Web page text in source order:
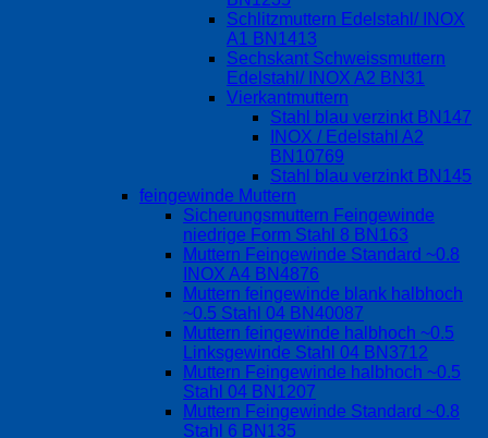
Schlitzmuttern Edelstahl/ INOX
A1 BN1413
Sechskant Schweissmuttern
Edelstahl/ INOX A2 BN31
Vierkantmuttern
Stahl blau verzinkt BN147
INOX / Edelstahl A2
BN10769
Stahl blau verzinkt BN145
feingewinde Muttern
Sicherungsmuttern Feingewinde
niedrige Form Stahl 8 BN163
Muttern Feingewinde Standard ~0.8
INOX A4 BN4876
Muttern feingewinde blank halbhoch
~0.5 Stahl 04 BN40087
Muttern feingewinde halbhoch ~0.5
Linksgewinde Stahl 04 BN3712
Muttern Feingewinde halbhoch ~0.5
Stahl 04 BN1207
Muttern Feingewinde Standard ~0.8
Stahl 6 BN135